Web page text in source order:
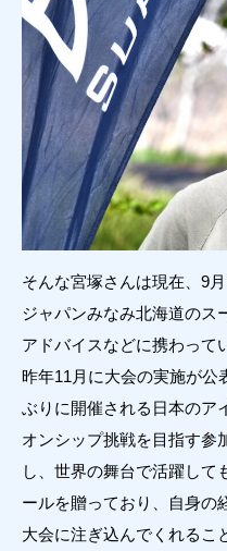
そんな宮塚さんは現在、9
ジャパンみなみ北海道のス
アドバイスなどに携わって
昨年11月に大会の実施が公
ぶりに開催される日本のア
オンシップ挑戦を目指す参
し、世界の舞台で活躍して
ールを贈っており、自身の
大会に注ぎ込んでくれるこ